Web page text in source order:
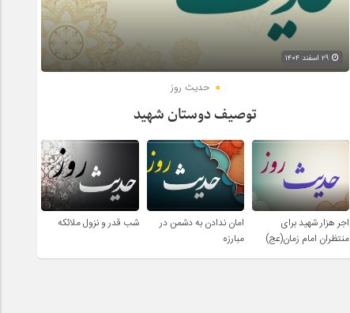
حدیث روز
توصیف دوستان شهید
اجر هزار شهید برای
منتظران امام زمان(عج)
امان ندادن به دشمن در
مبارزه
شب قدر و نزول ملائکه